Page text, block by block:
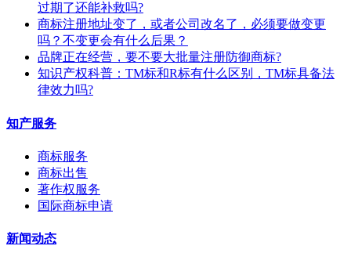
过期了还能补救吗?
商标注册地址变了，或者公司改名了，必须要做变更
吗？不变更会有什么后果？
​品牌正在经营，要不要大批量注册防御商标?
知识产权科普：TM标和R标有什么区别，TM标具备法
律效力吗?
知产服务
商标服务
商标出售
著作权服务
国际商标申请
新闻动态